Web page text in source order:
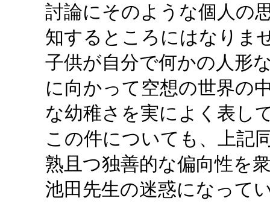
討論にそのような個人の
知するところにはなりま
子供が自分で何かの人形
に向かって空想の世界の
な幼稚さを実によく表し
この件についても、上記
熟且つ独善的な偏向性を
池田先生の迷惑になって